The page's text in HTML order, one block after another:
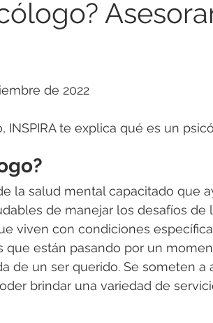
de Conducta
Adultos Mayores Relaciones
de 2022
INSPIRA te explica qué es un
la salud mental capacitado que
de manejar los desafíos de
viven con condiciones
que están pasando por un
de un ser querido. Se someten a
brindar una variedad de